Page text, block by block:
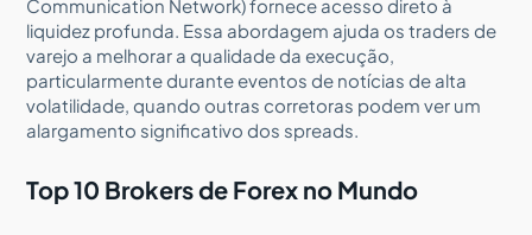
Communication Network) fornece acesso direto à
liquidez profunda. Essa abordagem ajuda os traders de
varejo a melhorar a qualidade da execução,
particularmente durante eventos de notícias de alta
volatilidade, quando outras corretoras podem ver um
alargamento significativo dos spreads.
Top 10 Brokers de Forex no Mundo